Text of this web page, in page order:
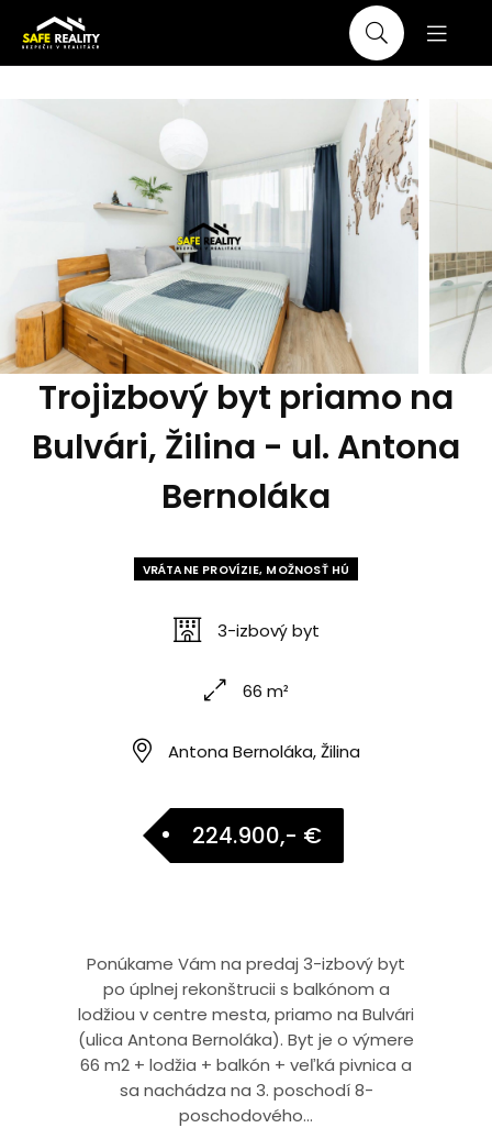
Trojizbový byt priamo na
Bulvári, Žilina - ul. Antona
Bernoláka
VRÁTANE PROVÍZIE, MOŽNOSŤ HÚ
3-izbový byt
66 m²
Antona Bernoláka, Žilina
224.900,- €
Ponúkame Vám na predaj 3-izbový byt
po úplnej rekonštrucii s balkónom a
lodžiou v centre mesta, priamo na Bulvári
(ulica Antona Bernoláka). Byt je o výmere
66 m2 + lodžia + balkón + veľká pivnica a
sa nachádza na 3. poschodí 8-
poschodového...